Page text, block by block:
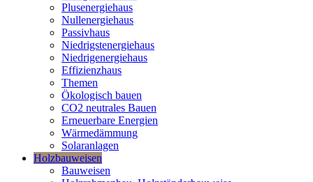
Plusenergiehaus
Nullenergiehaus
Passivhaus
Niedrigstenergiehaus
Niedrigenergiehaus
Effizienzhaus
Themen
Ökologisch bauen
CO2 neutrales Bauen
Erneuerbare Energien
Wärmedämmung
Solaranlagen
Holzbauweisen
Bauweisen